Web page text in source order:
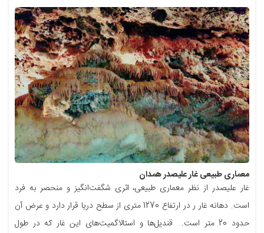
معماری طبیعی غار علیصدر همدان
غار علیصدر از نظر معماری طبیعی، اثری شگفت‌انگیز و منحصر به فرد
است. دهانه غار ر در ارتفاع 1270 متری از سطح دریا قرار دارد و عرض آن
حدود 20 متر است. قندیل‌ها و استالاگمیت‌های این غار که در طول